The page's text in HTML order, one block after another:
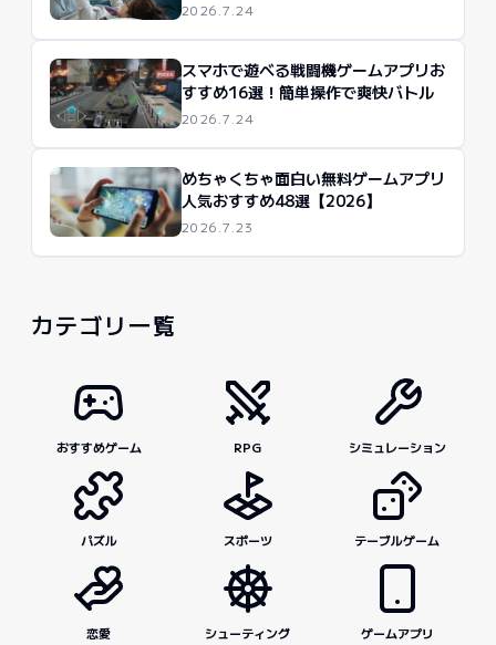
2026.7.24
スマホで遊べる戦闘機ゲームアプリお
すすめ16選！簡単操作で爽快バトル
2026.7.24
めちゃくちゃ面白い無料ゲームアプリ
人気おすすめ48選【2026】
2026.7.23
カテゴリ一覧
おすすめゲーム RPG シミュレーション
パズル スポーツ テーブルゲーム
恋愛 シューティング ゲームアプリ